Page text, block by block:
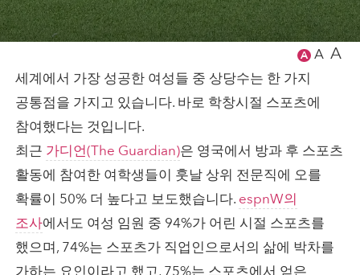
Saigoneer AIS
A A A
세계에서 가장 성공한 여성들 중 상당수는 한 가지
공통점을 가지고 있습니다. 바로 학창시절 스포츠에
참여했다는 것입니다.
최근 가디언(The Guardian)은 영국에서 방과 후 스포츠
활동에 참여한 여학생들이 훗날 상위 전문직에 오를
확률이 50% 더 높다고 보도했습니다. espnW의
조사에서도 여성 임원 중 94%가 어린 시절 스포츠를
했으며, 74%는 스포츠가 직업인으로서의 삶에 박차를